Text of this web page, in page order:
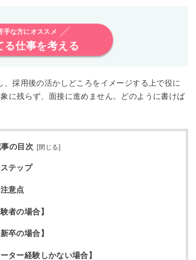
手な方にオススメ
る仕事を考える
、採用後の活かしどころをイメージする上で役に
に残らず、面接に進めません。どのように書けば
の目次 [閉じる]
テップ
意点
者の場合】
卒の場合】
ター経験しかない場合】